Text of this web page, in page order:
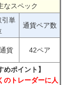
なスペック
引単
通貨ペア数
貨 42ペア
ポイント】
のトレーダーに人